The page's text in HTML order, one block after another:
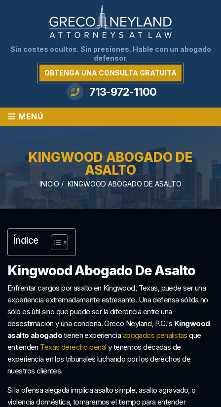
Sin costes ocultos. Sin presiones. Hable con un abogado
defensor.
OBTENGA UNA CONSULTA GRATUITA
713-972-1100
≡ MENÚ
KINGWOOD ABOGADO DE
ASALTO
INICIO / KINGWOOD ABOGADO DE ASALTO
Índice
Kingwood Abogado De Asalto
Enfrentar cargos por asalto en Kingwood, Texas, puede ser una
experiencia extremadamente estresante. Una defensa sólida no
sólo es útil sino que puede ser la diferencia entre una
desestimación y una condena. Greco Neyland, P.C.'s Kingwood
asalto abogadotienen experiencia abogados penalistas que
entienden Texas derecho penal y tenemos décadas de
experiencia en los tribunales luchando por los derechos de
nuestros clientes.
Si la ofensa alegada implica asalto simple, asalto agravado, o
violencia doméstica, tomaremos el tiempo para entender